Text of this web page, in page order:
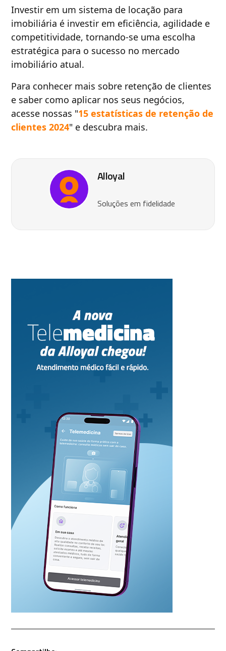
Investir em um sistema de locação para
imobiliária é investir em eficiência, agilidade e
competitividade, tornando-se uma escolha
estratégica para o sucesso no mercado
imobiliário atual.
Para conhecer mais sobre retenção de clientes
e saber como aplicar nos seus negócios,
acesse nossas "15 estatísticas de retenção de
clientes 2024" e descubra mais.
Alloyal
Soluções em fidelidade